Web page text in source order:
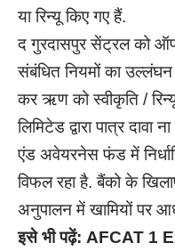
या रिन्यू किए गए हैं.
द गुरदासपुर सेंट्रल को
संबंधित नियमों का
कर ऋण को स्वीकृति /
लिमिटेड द्वारा पात्र
एंड अवेयरनेस फंड में
विफल रहा है. बैंको के
अनुपालन में खामियों पर
इसे भी पढ़ें: AFCAT 1